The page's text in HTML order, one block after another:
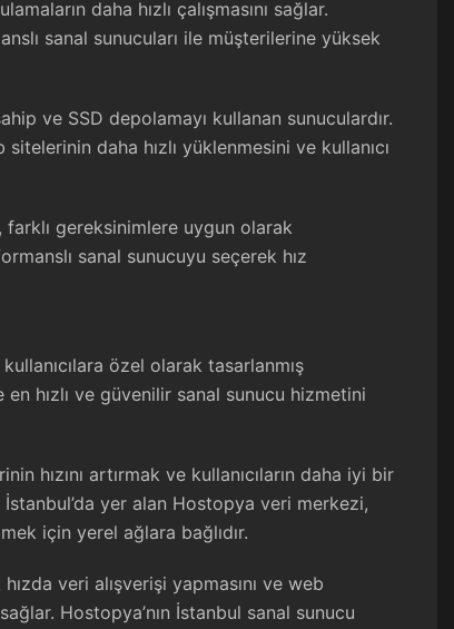
daha hızlı çalışmasını sağlar.
sanal sunucuları ile müşterilerine yüksek
ve SSD depolamayı kullanan sunuculardır.
daha hızlı yüklenmesini ve kullanıcı
farklı gereksinimlere uygun olarak
sanal sunucuyu seçerek hız
özel olarak tasarlanmış
hızlı ve güvenilir sanal sunucu hizmetini
hızını artırmak ve kullanıcıların daha iyi bir
yer alan Hostopya veri merkezi,
için yerel ağlara bağlıdır.
veri alışverişi yapmasını ve web
Hostopya’nın İstanbul sanal sunucu